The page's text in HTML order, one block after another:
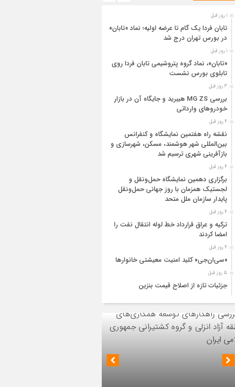
1 روز قبل
تابان فردا یک گام تا عرضه اولیه؛ نماد «تابان»
در بورس تهران درج شد
1 روز قبل
«تابان»، نماد گروه پتروشیمی تابان فردا روی
تابلوی بورس نشست
3 روز قبل
بررسی MG ZS هیبرید و جایگاه آن در بازار
خودروهای وارداتی
4 روز قبل
نقشه راه هفتمین نمایشگاه و کنفرانس
بین‌المللی شهر هوشمند، مسکن، شهرسازی و
بازآفرینی شهری ترسیم شد
4 روز قبل
برگزاری دهمین نمایشگاه حمل‌ونقل و
لجستیک همزمان با روز جهانی حمل‌ونقل
پایدار سازمان ملل متحد
4 روز قبل
ترکیه و عراق قرارداد خط لوله انتقال نفت را
امضا کردند
4 روز قبل
«سی‌ان‌جی» کلید امنیت معیشتی خانوارها
5 روز قبل
جزئیات تازه از اصلاح قیمت بنزین
تولید نفت اعضای اوپک پلاس روی کاغذ
افزایش یافت
آغاز اجرای طرح تخصیص یارانه سوخت از
طریق کارت‌های بانکی
نشست رئیس هیأت مدیره گروه سرمایه‌گذاری اهداف با